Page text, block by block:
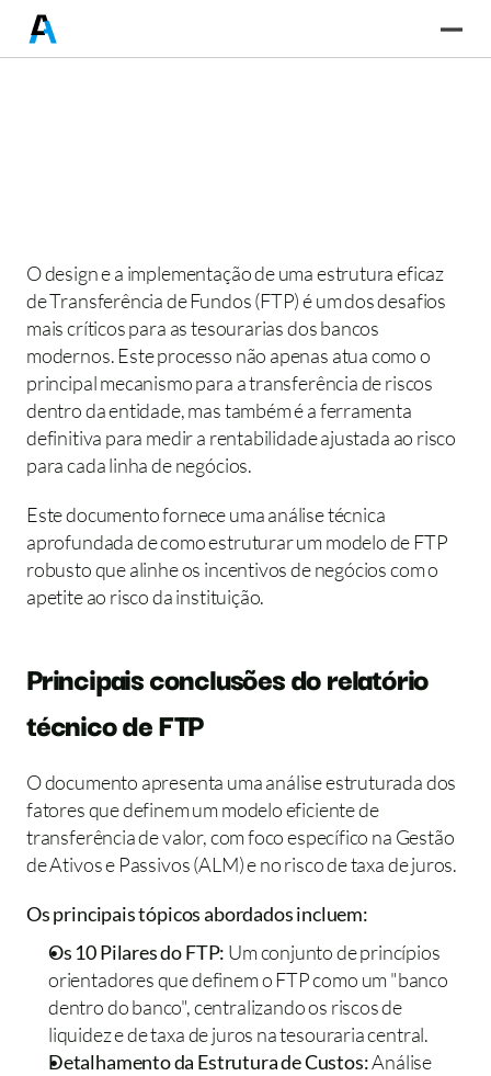
O design e a implementação de uma estrutura eficaz
de Transferência de Fundos (FTP) é um dos desafios
mais críticos para as tesourarias dos bancos
modernos. Este processo não apenas atua como o
principal mecanismo para a transferência de riscos
dentro da entidade, mas também é a ferramenta
definitiva para medir a rentabilidade ajustada ao risco
para cada linha de negócios.
Este documento fornece uma análise técnica
aprofundada de como estruturar um modelo de FTP
robusto que alinhe os incentivos de negócios com o
apetite ao risco da instituição.
Principais conclusões do relatório
técnico de FTP
O documento apresenta uma análise estruturada dos
fatores que definem um modelo eficiente de
transferência de valor, com foco específico na Gestão
de Ativos e Passivos (ALM) e no risco de taxa de juros.
Os principais tópicos abordados incluem:
Os 10 Pilares do FTP: Um conjunto de princípios
orientadores que definem o FTP como um "banco
dentro do banco", centralizando os riscos de
liquidez e de taxa de juros na tesouraria central.
Detalhamento da Estrutura de Custos: Análise